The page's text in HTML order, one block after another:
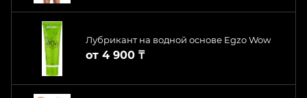
Лубрикант на водной основе Egzo Wow
от 4 900 ₸